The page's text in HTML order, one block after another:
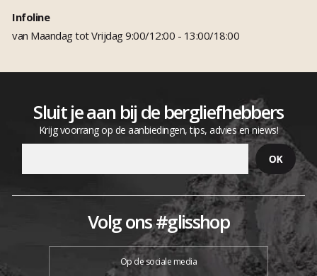
Infoline
van Maandag tot Vrijdag 9:00/12:00 - 13:00/18:00
Sluit je aan bij de bergliefhebbers
Krijg voorrang op de aanbiedingen, tips, advies en niews!
Volg ons #glisshop
Op de sociale media